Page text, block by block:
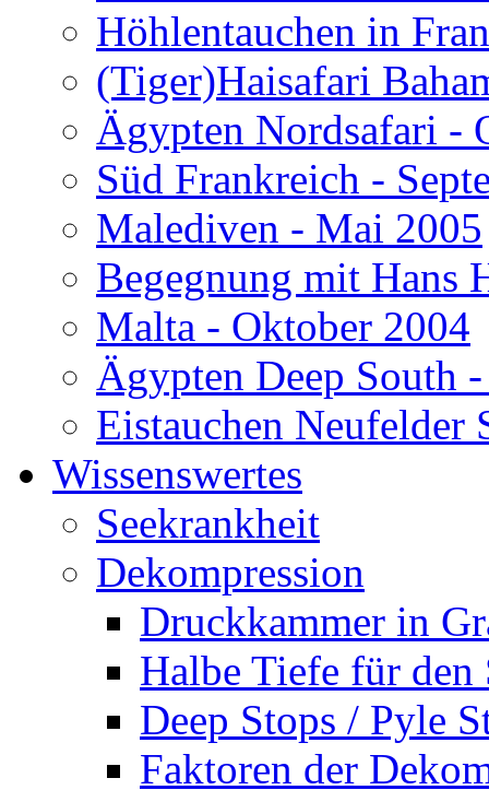
Höhlentauchen in
(Tiger)Haisafari
Ägypten Nordsafari -
Süd Frankreich -
Malediven - Mai 2005
Begegnung mit Hans
Malta - Oktober 2004
Ägypten Deep South
Eistauchen Neufelder
Wissenswertes
Seekrankheit
Dekompression
Druckkammer in
Halbe Tiefe für den
Deep Stops / Pyle
Faktoren der